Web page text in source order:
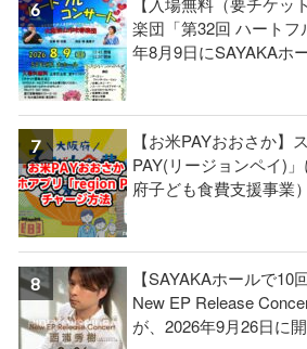
楽団「第32回 ハート
年8月9日にSAYAKAホ
【お米PAYおおさか】
PAY(リージョンペイ)
府子ども食費支援事業）
【SAYAKAホールで
New EP Release
が、2026年9月26日に開